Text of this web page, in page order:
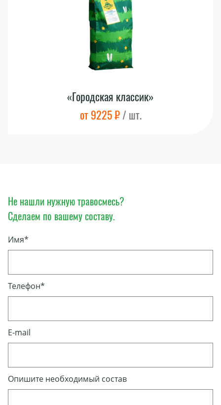
«Городская классик»
от 9225 ₽/ шт.
Не нашли нужную травосмесь?
Сделаем по вашему составу.
Имя*
Телефон*
E-mail
Опишите необходимый состав